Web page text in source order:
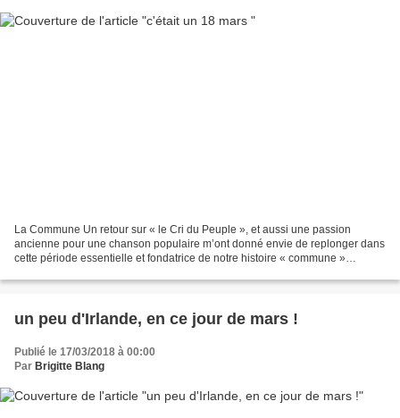
La Commune Un retour sur « le Cri du Peuple », et aussi une passion
ancienne pour une chanson populaire m’ont donné envie de replonger dans
cette période essentielle et fondatrice de notre histoire « commune »
un peu d'Irlande, en ce jour de mars !
Publié le 17/03/2018 à 00:00
Par Brigitte Blang